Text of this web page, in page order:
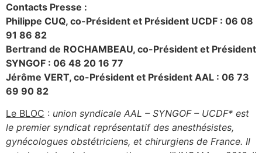
Contacts Presse :
Philippe CUQ, co-Président et Président UCDF : 06 08
91 86 82
Bertrand de ROCHAMBEAU, co-Président et Président
SYNGOF : 06 48 20 16 77
Jérôme VERT, co-Président et Président AAL : 06 73
69 90 82
Le BLOC : union syndicale AAL – SYNGOF – UCDF* est
le premier syndicat représentatif des anesthésistes,
gynécologues obstétriciens, et chirurgiens de France. Il